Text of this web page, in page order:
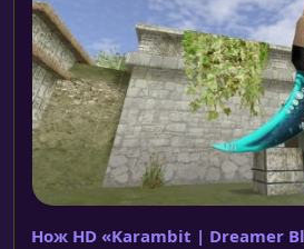
Нож HD «Karambit | Dreamer